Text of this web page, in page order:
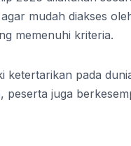
mudah diakses
memenuhi kriteria.
ketertarikan pada
juga